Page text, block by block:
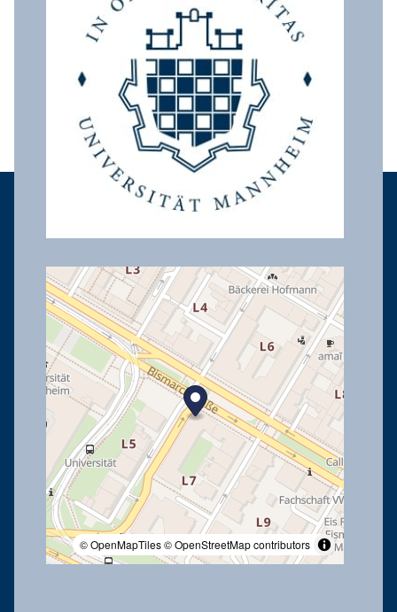
© OpenMapTiles© OpenStreetMap contributors